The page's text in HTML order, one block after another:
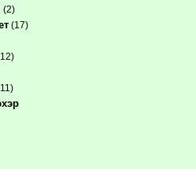
(2)
(17)